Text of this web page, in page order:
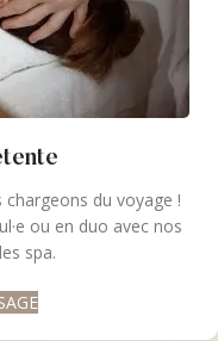
du voyage !
ou en duo avec nos
spa.